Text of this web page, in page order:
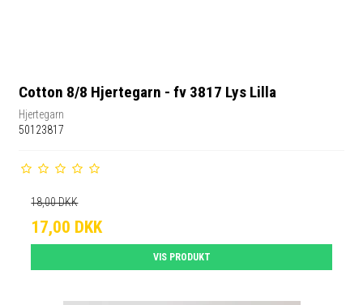
Cotton 8/8 Hjertegarn - fv 3817 Lys Lilla
Hjertegarn
50123817
18,00 DKK
17,00 DKK
VIS PRODUKT